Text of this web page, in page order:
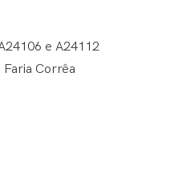
e A24112
Corrêa